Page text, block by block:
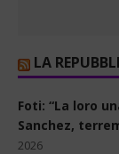
LA
Foti: “La loro
Sanchez,
2026